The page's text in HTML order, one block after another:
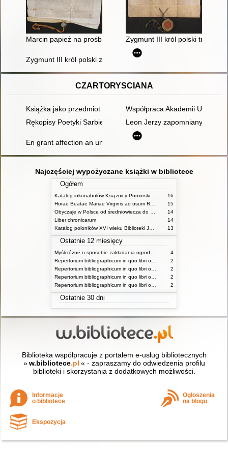
Marcin papież na prośbę prepozyta dziekana i kapituły
Zygmunt III król polski
Zygmunt III król polski zezwala aby Maciej Zadko młynarz
CZARTORYSCIANA
Książka jako przedmiot muzealny rozważania na przykładzie
Współpraca Akademii
Rękopisy Poetyki SarbiewskiegoLeon Jerzy zapomniany syn
En grant affection an unusual portrait of Jean Chenart in a
Najczęściej wypożyczane książki w bibliotece
Ogółem
16
15
14
Liber chronicarum
14
13
Ostatnie 12 miesięcy
4
2
2
2
2
Ostatnie 30 dni
Biblioteka współpracuje z portalem e-usług bibliotecznych
» w.bibliotece.pl « - zapraszamy do odwiedzenia profilu
biblioteki i skorzystania z dodatkowych możliwości.
Informacje
o bibliotece
Ogłoszenia
na blogu
Ekspozycja